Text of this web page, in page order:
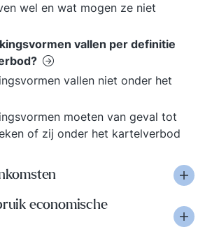
wel en wat mogen ze niet
vallen per definitie
vallen niet onder het
moeten van geval tot
of zij onder het kartelverbod
economische